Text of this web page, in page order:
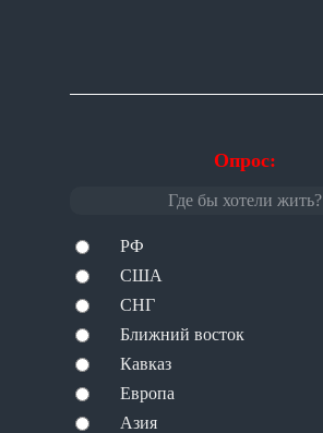
Опрос:
Где бы хотели жить?
РФ
США
СНГ
Ближний восток
Кавказ
Европа
Азия